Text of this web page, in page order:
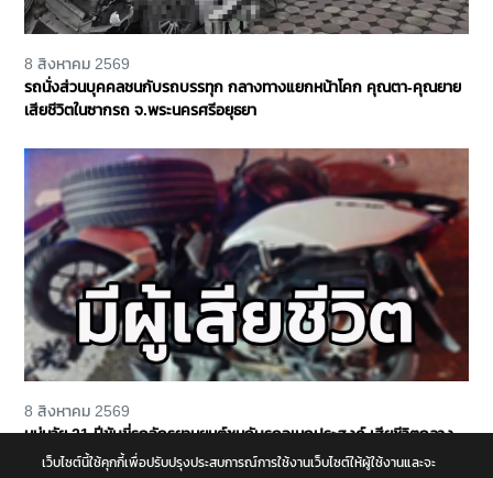
8 สิงหาคม 2569
รถนั่งส่วนบุคคลชนกับรถบรรทุก กลางทางแยกหน้าโคก คุณตา-คุณยาย
เสียชีวิตในซากรถ จ.พระนครศรีอยุธยา
8 สิงหาคม 2569
หนุ่มวัย 21 ปีขับขี่รถจักรยานยนต์ชนกับรถอเนกประสงค์ เสียชีวิตกลาง
ถนนพุทธมณฑล สาย 4 จ.นครปฐม
เว็บไซต์นี้ใช้คุกกี้เพื่อปรับปรุงประสบการณ์การใช้งานเว็บไซต์ให้ผู้ใช้งานและจะ